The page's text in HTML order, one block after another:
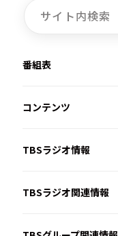
番組表
コンテンツ
TBSラジオ情報
TBSラジオ関連情報